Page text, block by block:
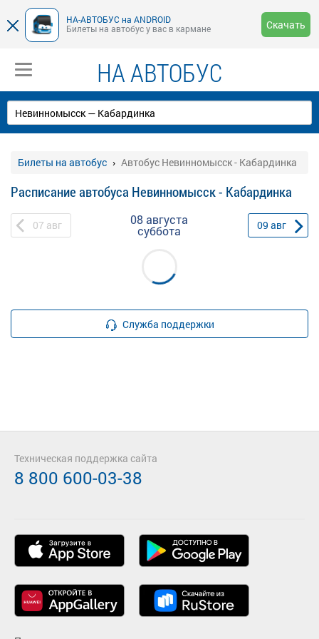
НА-АВТОБУС на ANDROID
Билеты на автобус у вас в кармане
Скачать
НА АВТОБУС
Билеты на автобус Автобус Невинномысск - Кабардинка
Расписание автобуса Невинномысск - Кабардинка
07 авг 08 августа
суббота 09 авг
Служба поддержки
Техническая поддержка сайта
8 800 600-03-38